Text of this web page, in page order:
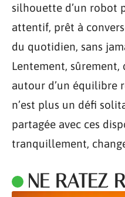
silhouette d’un robot
attentif, prêt à
du quotidien, sans
Lentement, sûrement,
autour d’un équilibre
n’est plus un défi
partagée avec ces
tranquillement,
NE RATEZ